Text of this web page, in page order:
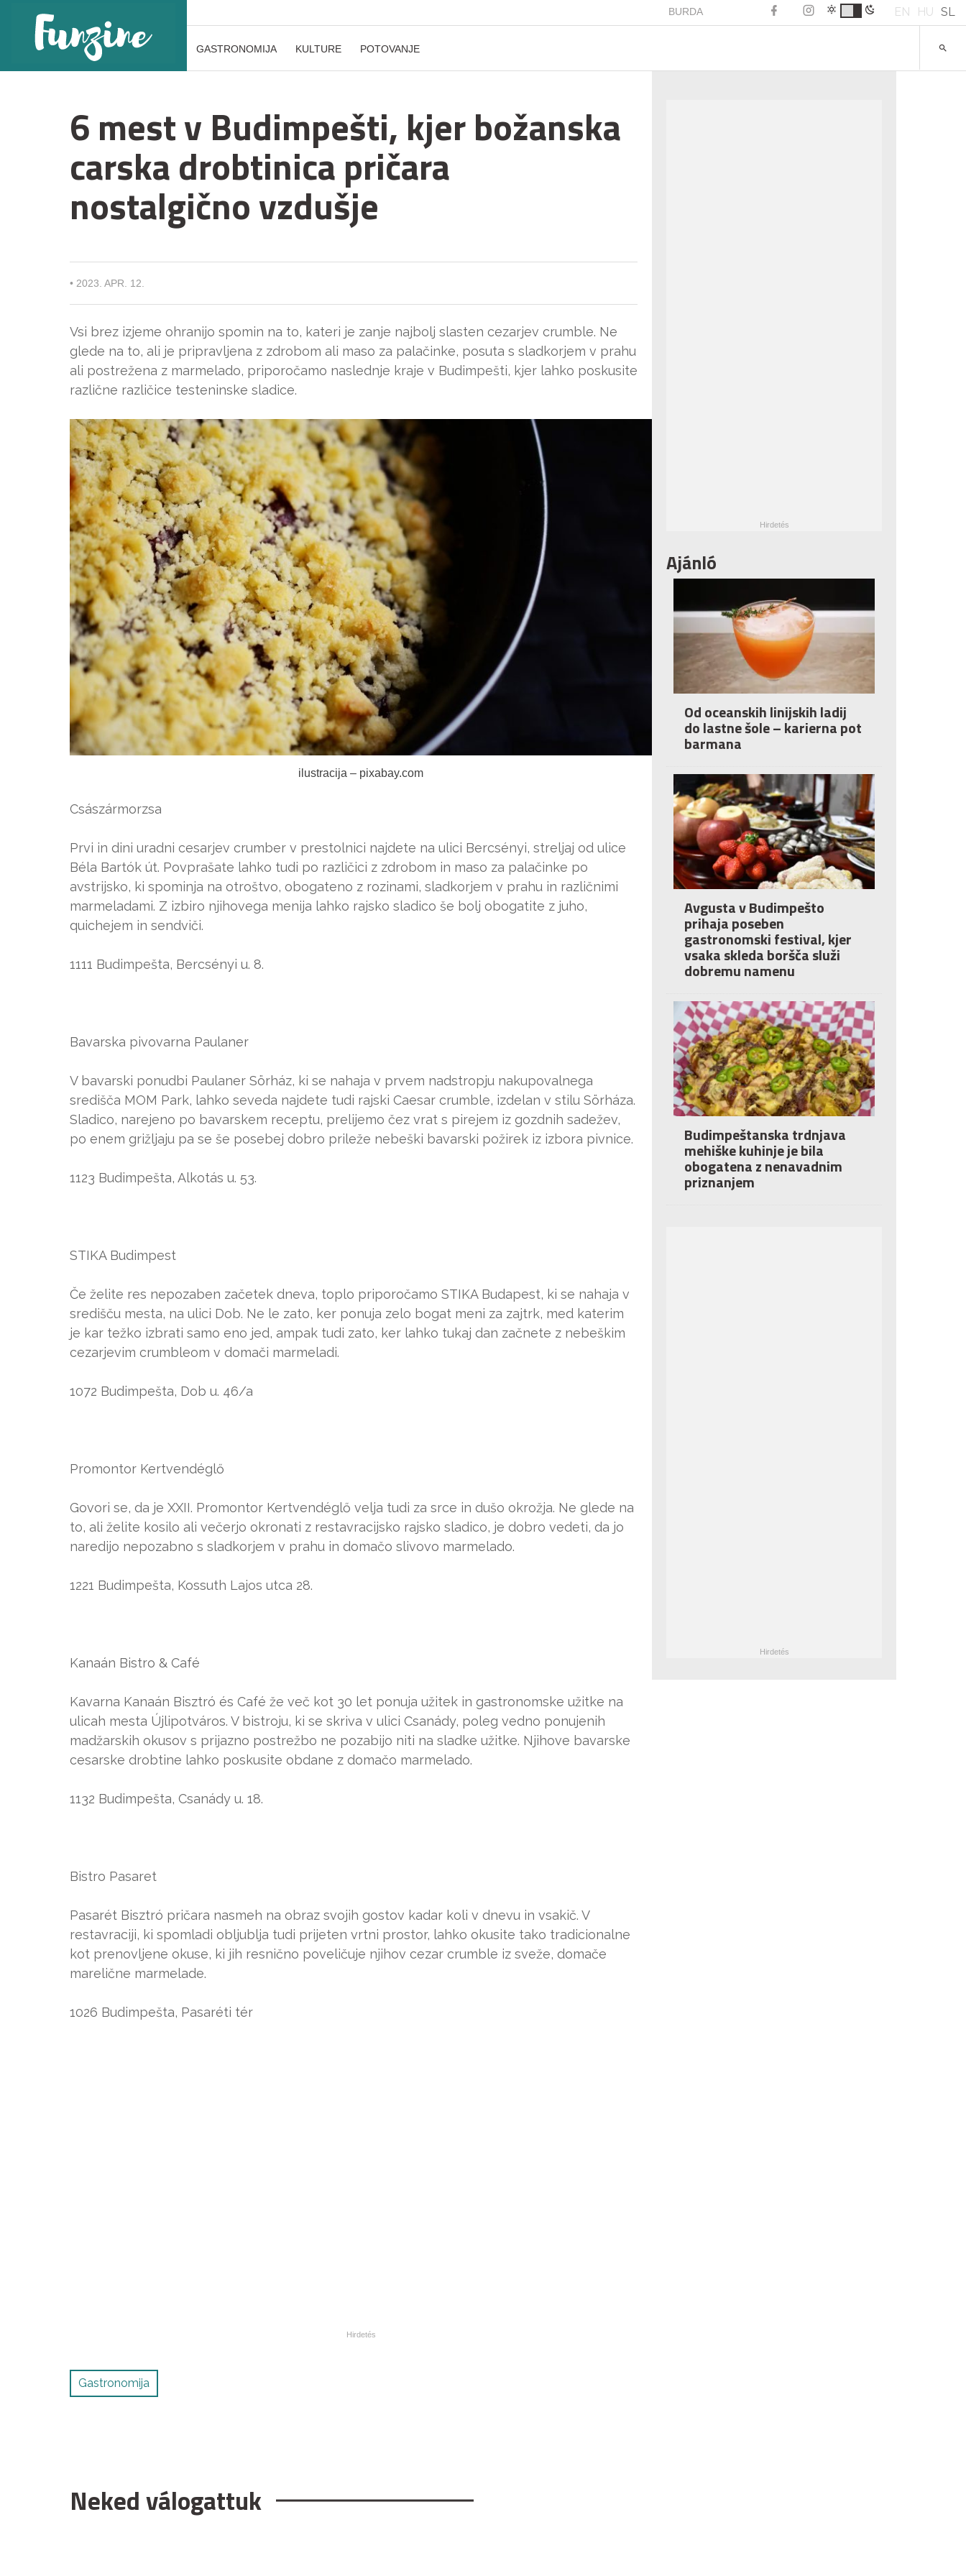
BURDA EN HU SL
GASTRONOMIJA KULTURE POTOVANJE
6 mest v Budimpešti, kjer božanska
carska drobtinica pričara
nostalgično vzdušje
• 2023. APR. 12.
Vsi brez izjeme ohranijo spomin na to, kateri je zanje najbolj slasten cezarjev crumble. Ne
glede na to, ali je pripravljena z zdrobom ali maso za palačinke, posuta s sladkorjem v prahu
ali postrežena z marmelado, priporočamo naslednje kraje v Budimpešti, kjer lahko poskusite
različne različice testeninske sladice.
ilustracija – pixabay.com
Császármorzsa
Prvi in dini uradni cesarjev crumber v prestolnici najdete na ulici Bercsényi, streljaj od ulice
Béla Bartók út. Povprašate lahko tudi po različici z zdrobom in maso za palačinke po
avstrijsko, ki spominja na otroštvo, obogateno z rozinami, sladkorjem v prahu in različnimi
marmeladami. Z izbiro njihovega menija lahko rajsko sladico še bolj obogatite z juho,
quichejem in sendviči.
1111 Budimpešta, Bercsényi u. 8.
Bavarska pivovarna Paulaner
V bavarski ponudbi Paulaner Sörház, ki se nahaja v prvem nadstropju nakupovalnega
središča MOM Park, lahko seveda najdete tudi rajski Caesar crumble, izdelan v stilu Sörháza.
Sladico, narejeno po bavarskem receptu, prelijemo čez vrat s pirejem iz gozdnih sadežev,
po enem grižljaju pa se še posebej dobro prileže nebeški bavarski požirek iz izbora pivnice.
1123 Budimpešta, Alkotás u. 53.
STIKA Budimpest
Če želite res nepozaben začetek dneva, toplo priporočamo STIKA Budapest, ki se nahaja v
središču mesta, na ulici Dob. Ne le zato, ker ponuja zelo bogat meni za zajtrk, med katerim
je kar težko izbrati samo eno jed, ampak tudi zato, ker lahko tukaj dan začnete z nebeškim
cezarjevim crumbleom v domači marmeladi.
1072 Budimpešta, Dob u. 46/a
Promontor Kertvendéglő
Govori se, da je XXII. Promontor Kertvendéglő velja tudi za srce in dušo okrožja. Ne glede na
to, ali želite kosilo ali večerjo okronati z restavracijsko rajsko sladico, je dobro vedeti, da jo
naredijo nepozabno s sladkorjem v prahu in domačo slivovo marmelado.
1221 Budimpešta, Kossuth Lajos utca 28.
Kanaán Bistro & Café
Kavarna Kanaán Bisztró és Café že več kot 30 let ponuja užitek in gastronomske užitke na
ulicah mesta Újlipotváros. V bistroju, ki se skriva v ulici Csanády, poleg vedno ponujenih
madžarskih okusov s prijazno postrežbo ne pozabijo niti na sladke užitke. Njihove bavarske
cesarske drobtine lahko poskusite obdane z domačo marmelado.
1132 Budimpešta, Csanády u. 18.
Bistro Pasaret
Pasarét Bisztró pričara nasmeh na obraz svojih gostov kadar koli v dnevu in vsakič. V
restavraciji, ki spomladi obljublja tudi prijeten vrtni prostor, lahko okusite tako tradicionalne
kot prenovljene okuse, ki jih resnično poveličuje njihov cezar crumble iz sveže, domače
marelične marmelade.
1026 Budimpešta, Pasaréti tér
Gastronomija
Neked válogattuk
Ajánló
Od oceanskih linijskih ladij
do lastne šole – karierna pot
barmana
Avgusta v Budimpešto
prihaja poseben
gastronomski festival, kjer
vsaka skleda boršča služi
dobremu namenu
Budimpeštanska trdnjava
mehiške kuhinje je bila
obogatena z nenavadnim
priznanjem